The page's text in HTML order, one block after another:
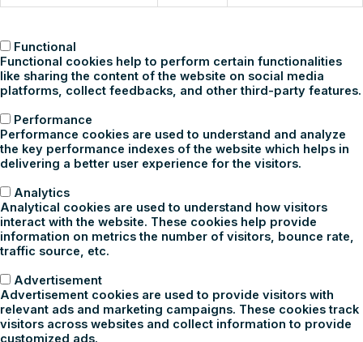
Functional
Functional cookies help to perform certain functionalities
like sharing the content of the website on social media
platforms, collect feedbacks, and other third-party features.
Performance
Performance cookies are used to understand and analyze
the key performance indexes of the website which helps in
delivering a better user experience for the visitors.
Analytics
Analytical cookies are used to understand how visitors
interact with the website. These cookies help provide
information on metrics the number of visitors, bounce rate,
traffic source, etc.
Advertisement
Advertisement cookies are used to provide visitors with
relevant ads and marketing campaigns. These cookies track
visitors across websites and collect information to provide
customized ads.